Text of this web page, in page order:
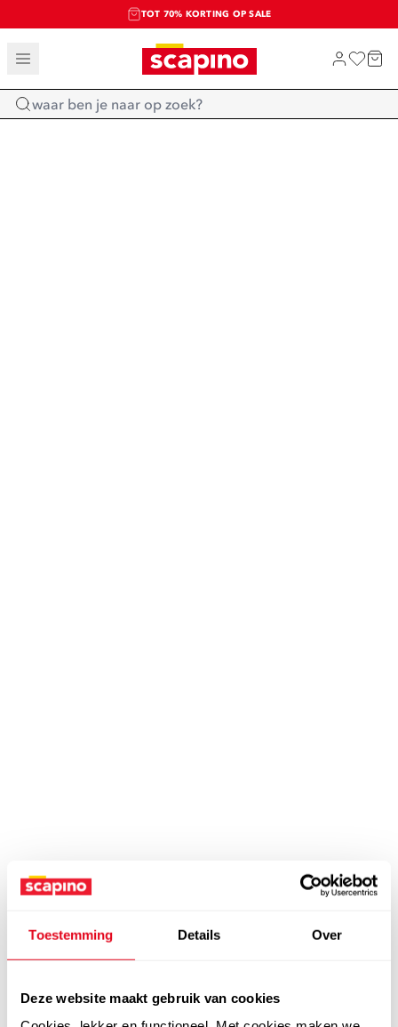
Toestemming Details Over
Deze website maakt gebruik van cookies
TOT 70% KORTING OP SALE
SALE: LAATSTE KANS!
SHOP NIEUW
Home